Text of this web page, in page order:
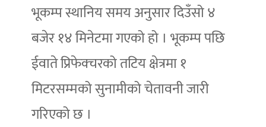
भूकम्प स्थानिय समय अनुसार दिउँसो ४
बजेर १४ मिनेटमा गएको हो । भूकम्प पछि
ईवाते प्रिफेक्चरको तटिय क्षेत्रमा १
मिटरसम्मको सुनामीको चेतावनी जारी
गरिएको छ ।